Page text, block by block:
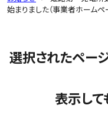
始まりました（事業者ホームペ
選択されたペー
表示して